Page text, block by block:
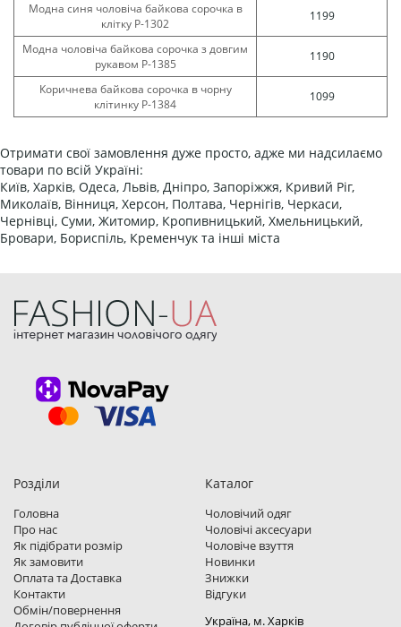
Модна синя чоловіча байкова сорочка в
клітку Р-1302
1199
Модна чоловіча байкова сорочка з довгим
рукавом Р-1385
1190
Коричнева байкова сорочка в чорну
клітинку Р-1384
1099
Отримати свої замовлення дуже просто, адже ми надсилаємо
товари по всій Україні:
Київ, Харків, Одеса, Львів, Дніпро, Запоріжжя, Кривий Ріг,
Миколаїв, Вінниця, Херсон, Полтава, Чернігів, Черкаси,
Чернівці, Суми, Житомир, Кропивницький, Хмельницький,
Бровари, Бориспіль, Кременчук та інші міста
Розділи
Головна
Про нас
Як підібрати розмір
Як замовити
Оплата та Доставка
Контакти
Обмін/повернення
Каталог
Чоловічий одяг
Чоловічі аксесуари
Чоловіче взуття
Новинки
Знижки
Відгуки
Україна, м. Харкiв